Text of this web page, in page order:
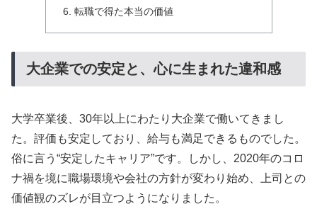
転職で得た本当の価値
大企業での安定と、心に生まれた違和感
大学卒業後、30年以上にわたり大企業で働いてきまし
た。評価も安定しており、給与も満足できるものでした。
俗に言う“安定したキャリア”です。しかし、2020年のコロ
ナ禍を境に職場環境や会社の方針が変わり始め、上司との
価値観のズレが目立つようになりました。